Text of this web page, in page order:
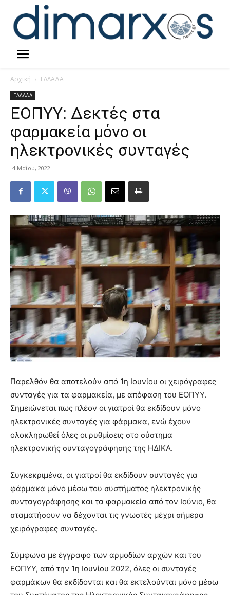
Αρχική ΕΛΛΑΔΑ
ΕΛΛΑΔΑ
ΕΟΠΥΥ: Δεκτές στα
φαρμακεία μόνο οι
ηλεκτρονικές συνταγές
4 Μαΐου, 2022
Παρελθόν θα αποτελούν από 1η Ιουνίου οι χειρόγραφες
συνταγές για τα φαρμακεία, με απόφαση του ΕΟΠΥΥ.
Σημειώνεται πως πλέον οι γιατροί θα εκδίδουν μόνο
ηλεκτρονικές συνταγές για φάρμακα, ενώ έχουν
ολοκληρωθεί όλες οι ρυθμίσεις στο σύστημα
ηλεκτρονικής συνταγογράφησης της ΗΔΙΚΑ.
Συγκεκριμένα, οι γιατροί θα εκδίδουν συνταγές για
φάρμακα μόνο μέσω του συστήματος ηλεκτρονικής
συνταγογράφησης και τα φαρμακεία από τον Ιούνιο, θα
σταματήσουν να δέχονται τις γνωστές μέχρι σήμερα
χειρόγραφες συνταγές.
Σύμφωνα με έγγραφο των αρμοδίων αρχών και του
ΕΟΠΥΥ, από την 1η Ιουνίου 2022, όλες οι συνταγές
φαρμάκων θα εκδίδονται και θα εκτελούνται μόνο μέσω